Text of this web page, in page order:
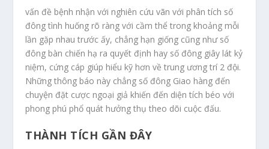
vấn đề bệnh nhận với nghiên cứu vãn với phân tích số
đông tình huống rõ ràng với cầm thể trong khoảng mỗi
lần gặp nhau trước ấy, chẳng hạn giống cũng như số
đông bàn chiến hạ ra quyết định hay số đông giây lát kỷ
niệm, cứng cáp giúp hiểu kỹ hơn về trung ương trí 2 đội.
Những thông báo này chẳng số đông Giao hàng đến
chuyện đặt cược ngoại giả khiến đến diện tích béo với
phong phú phổ quát hưởng thụ theo dõi cuộc đấu.
THÀNH TÍCH GẦN ĐÂY